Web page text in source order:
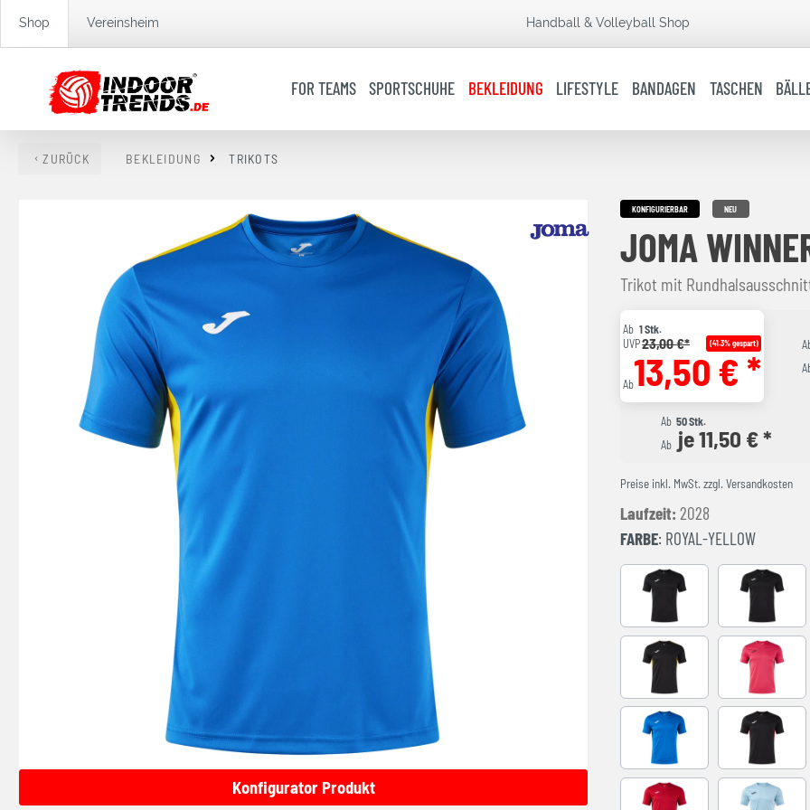
Zur Hauptnavigation springen
Shop Vereinsheim Handball & Volleyball Shop
FOR TEAMS SPORTSCHUHE BEKLEIDUNG LIFESTYLE BANDAGEN TASCHEN
ZURÜCK BEKLEIDUNG TRIKOTS
Konfigurator Produkt
KONFIGURIERBAR NEU
JOMA
Trikot mit Rundhalsausschnitt
Ab 1 Stk.
UVP23,00 €* (41.3% gespart)
Ab13,50 € *
Ab 50 Stk.
Ab je 11,50 € *
Preise inkl. MwSt. zzgl. Versandkosten
Laufzeit: 2028
FARBE: ROYAL-YELLOW
BLACK-ANTHRACITE
FUCHSIA-
ROYAL-BLACK